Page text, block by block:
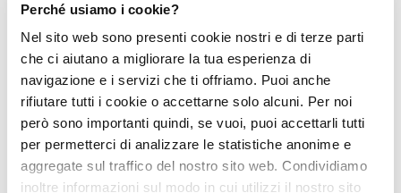
Perché usiamo i cookie?
Nel sito web sono presenti cookie nostri e di terze parti
che ci aiutano a migliorare la tua esperienza di
navigazione e i servizi che ti offriamo. Puoi anche
rifiutare tutti i cookie o accettarne solo alcuni. Per noi
però sono importanti quindi, se vuoi, puoi accettarli tutti
per permetterci di analizzare le statistiche anonime e
aggregate sul traffico del nostro sito web. Condividiamo
inoltre informazioni sul modo in cui utilizzi il nostro sito